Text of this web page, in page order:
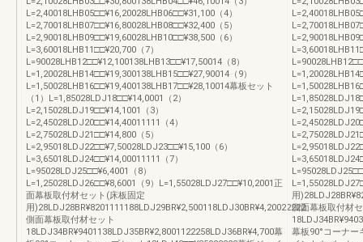
L=2,40018LHB05□□¥16,20028LHB06□□¥31,100（4）
L=2,70018LHB07□□¥16,80028LHB08□□¥32,400（5）
L=2,90018LHB09□□¥19,60028LHB10□□¥38,500（6）
L=3,60018LHB11□□¥20,700（7）
L=90028LHB12□□¥12,100138LHB13□□¥17,50014（8）
L=1,20028LHB14□□¥19,300138LHB15□□¥27,90014（9）
L=1,50028LHB16□□¥19,400138LHB17□□¥28,10014幕板セット
（1）L=1,85028LDJ18□□¥14,0001（2）
L=2,15028LDJ19□□¥14,1001（3）
L=2,45028LDJ20□□¥14,40011111（4）
L=2,75028LDJ21□□¥14,800（5）
L=2,95018LDJ22□□¥7,50028LDJ23□□¥15,100（6）
L=3,65018LDJ24□□¥14,00011111（7）
L=95028LDJ25□□¥6,4001（8）
L=1,25028LDJ26□□¥8,6001（9）L=1,55028LDJ27□□¥10,2001正
面幕板取付材セット(床板固定
用)28LDJ28BR¥8201111188LDJ29BR¥2,500118LDJ30BR¥4,20022222
側面幕板取付材セット
18LDJ34BR¥9401138LDJ35BR¥2,8001122258LDJ36BR¥4,700幕
用
側面幕板取付材
幕板90°コーナー